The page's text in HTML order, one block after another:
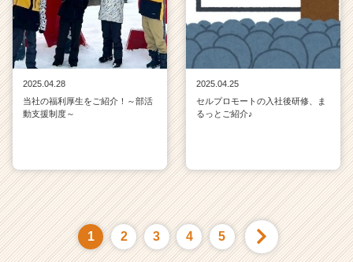
2025.04.28
当社の福利厚生をご紹介！～部活
動支援制度～
2025.04.25
セルプロモートの入社後研修、ま
るっとご紹介♪
1 2 3 4 5